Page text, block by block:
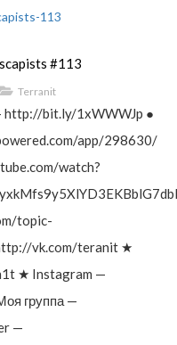
#113
Terranit
bit.ly/1xWWWJp ●
app/298630/
watch?
topic-
vk.com/teranit ★
★ Instagram —
группа —
—